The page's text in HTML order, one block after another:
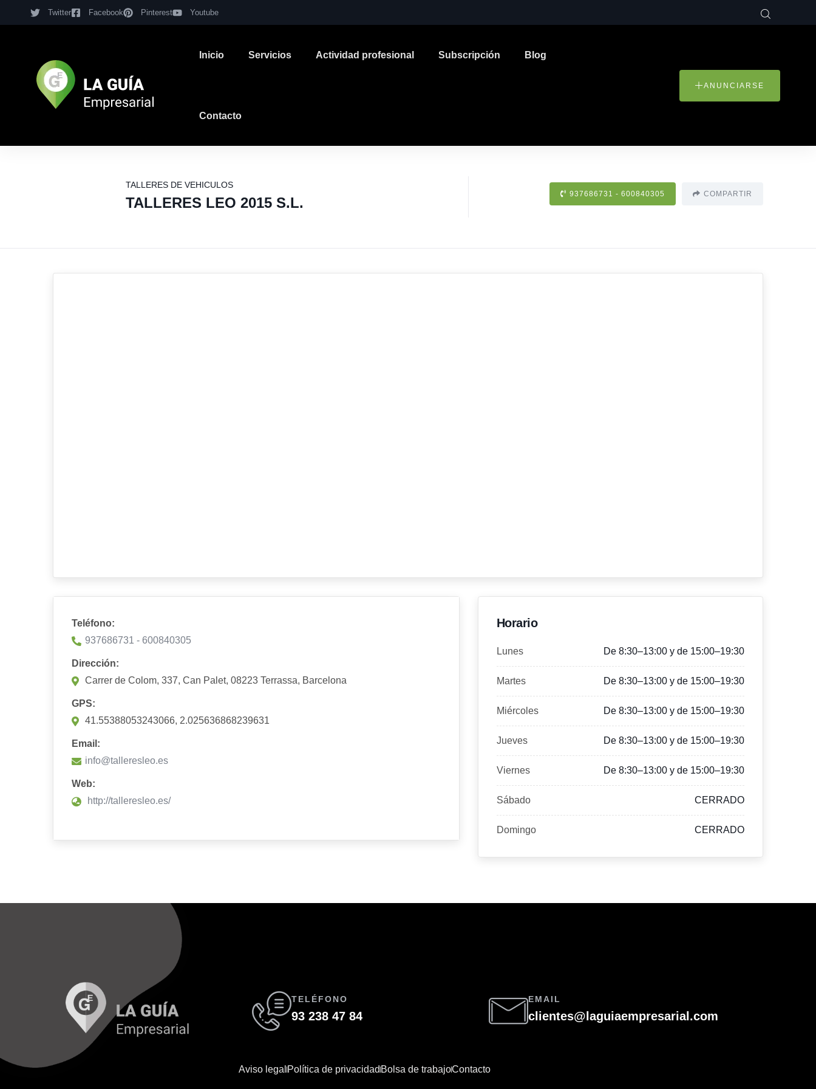
Twitter Facebook Pinterest Youtube
Inicio Servicios Actividad profesional Subscripción Blog
Contacto
ANUNCIARSE
TALLERES DE VEHICULOS
TALLERES LEO 2015 S.L.
937686731 - 600840305 COMPARTIR
Teléfono:
937686731 - 600840305
Dirección:
Carrer de Colom, 337, Can Palet, 08223 Terrassa, Barcelona
GPS:
41.55388053243066, 2.025636868239631
Email:
info@talleresleo.es
Web:
http://talleresleo.es/
Horario
Lunes De 8:30–13:00 y de 15:00–19:30
Martes De 8:30–13:00 y de 15:00–19:30
Miércoles De 8:30–13:00 y de 15:00–19:30
Jueves De 8:30–13:00 y de 15:00–19:30
Viernes De 8:30–13:00 y de 15:00–19:30
Sábado CERRADO
Domingo CERRADO
TELÉFONO
93 238 47 84
EMAIL
clientes@laguiaempresarial.com
Aviso legal Política de privacidadBolsa de trabajoContacto